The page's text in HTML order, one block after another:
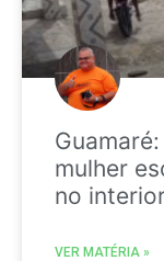
Guamaré:
mulher
no
VER MATÉRIA »